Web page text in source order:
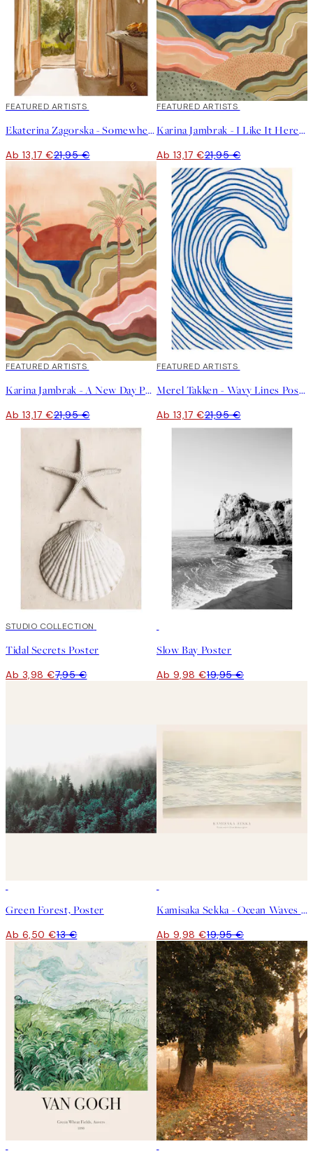
40%*
FEATURED ARTISTS
Ekaterina Zagorska - Somewhere I Want to Be Poster
Ab 13,17 €21,95 €
40%*
FEATURED ARTISTS
Karina Jambrak - I Like It Here Poster
Ab 13,17 €21,95 €
40%*
FEATURED ARTISTS
Karina Jambrak - A New Day Poster
Ab 13,17 €21,95 €
40%*
FEATURED ARTISTS
Merel Takken - Wavy Lines Poster
Ab 13,17 €21,95 €
50%*
STUDIO COLLECTION
Tidal Secrets Poster
Ab 3,98 €7,95 €
Slow Bay Poster
Ab 9,98 €19,95 €
Green Forest, Poster
Ab 6,50 €13 €
Kamisaka Sekka - Ocean Waves From Momoyogusa Poster
Ab 9,98 €19,95 €